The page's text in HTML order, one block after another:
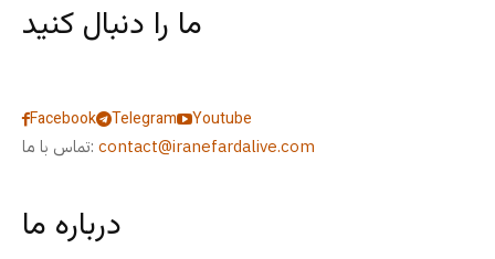
ما را دنبال کنید
Facebook Telegram
Youtube
تماس با ما: contact@iranefardalive.com
درباره ما